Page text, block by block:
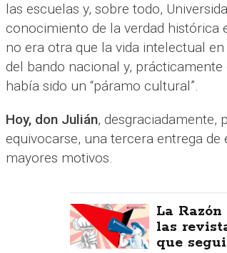
las escuelas y, sobre todo,
conocimiento de la verdad histórica
no era otra que la vida intelectual
del bando nacional y,
había sido un “páramo cultural”.
Hoy, don Julián, desgraciadamente,
equivocarse, una tercera entrega
mayores motivos.
La
las
que